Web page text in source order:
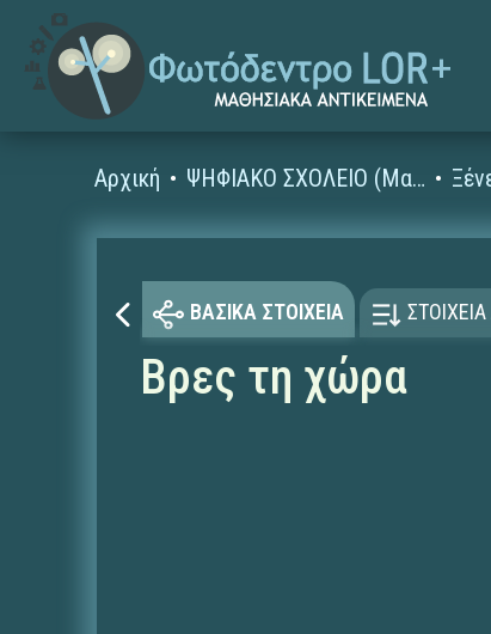
Αρχική ΨΗΦΙΑΚΟ ΣΧΟΛΕΙΟ (Μαθησιακά Αντικείμενα)
ΒΑΣΙΚΑ ΣΤΟΙΧΕΙΑ
Βρες τη χώρα